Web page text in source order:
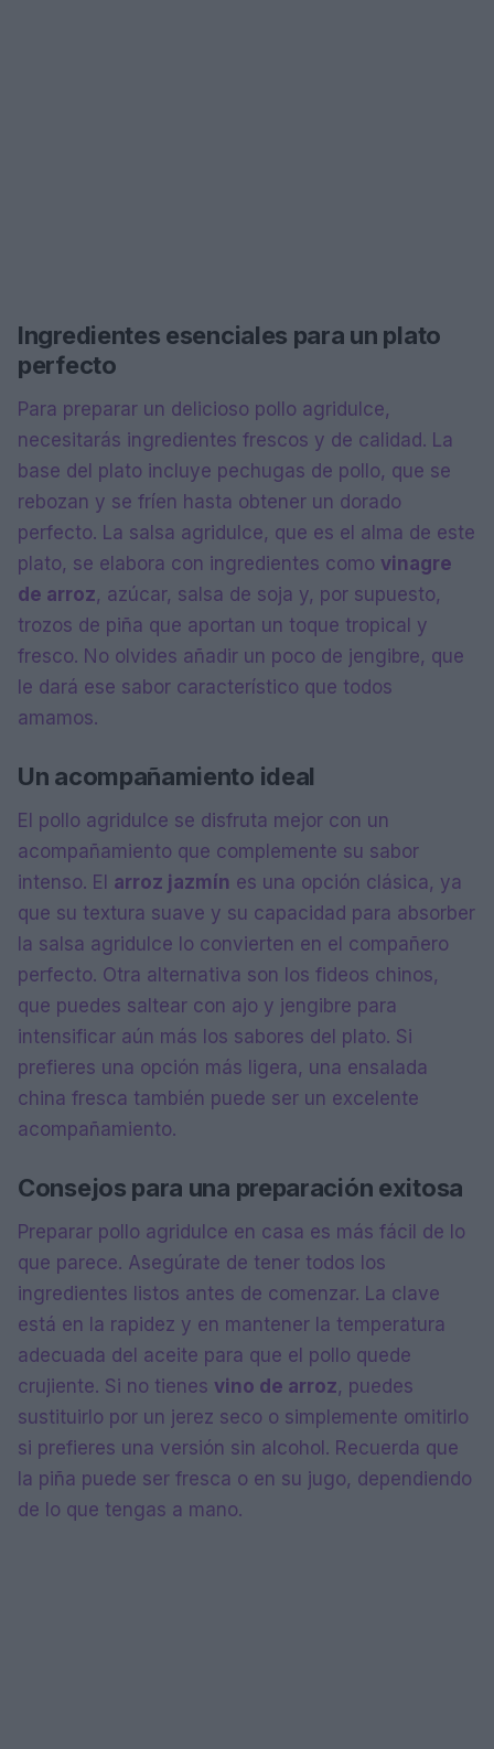
Ingredientes esenciales para un plato
perfecto
Para preparar un delicioso pollo agridulce,
necesitarás ingredientes frescos y de calidad. La
base del plato incluye pechugas de pollo, que se
rebozan y se fríen hasta obtener un dorado
perfecto. La salsa agridulce, que es el alma de este
plato, se elabora con ingredientes como vinagre
de arroz, azúcar, salsa de soja y, por supuesto,
trozos de piña que aportan un toque tropical y
fresco. No olvides añadir un poco de jengibre, que
le dará ese sabor característico que todos
amamos.
Un acompañamiento ideal
El pollo agridulce se disfruta mejor con un
acompañamiento que complemente su sabor
intenso. El arroz jazmín es una opción clásica, ya
que su textura suave y su capacidad para absorber
la salsa agridulce lo convierten en el compañero
perfecto. Otra alternativa son los fideos chinos,
que puedes saltear con ajo y jengibre para
intensificar aún más los sabores del plato. Si
prefieres una opción más ligera, una ensalada
china fresca también puede ser un excelente
acompañamiento.
Consejos para una preparación exitosa
Preparar pollo agridulce en casa es más fácil de lo
que parece. Asegúrate de tener todos los
ingredientes listos antes de comenzar. La clave
está en la rapidez y en mantener la temperatura
adecuada del aceite para que el pollo quede
crujiente. Si no tienes vino de arroz, puedes
sustituirlo por un jerez seco o simplemente omitirlo
si prefieres una versión sin alcohol. Recuerda que
la piña puede ser fresca o en su jugo, dependiendo
de lo que tengas a mano.